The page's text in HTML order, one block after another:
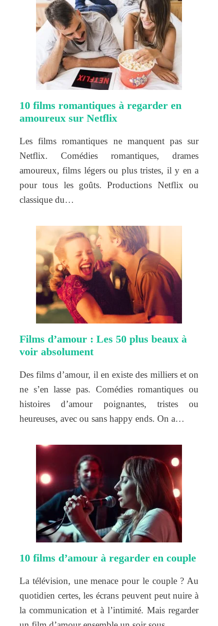
10 films romantiques à regarder en
amoureux sur Netflix
Les films romantiques ne manquent pas sur
Netflix. Comédies romantiques, drames
amoureux, films légers ou plus tristes, il y en a
pour tous les goûts. Productions Netflix ou
classique du…
Films d’amour : Les 50 plus beaux à
voir absolument
Des films d’amour, il en existe des milliers et on
ne s’en lasse pas. Comédies romantiques ou
histoires d’amour poignantes, tristes ou
heureuses, avec ou sans happy ends. On a…
10 films d’amour à regarder en couple
La télévision, une menace pour le couple ? Au
quotidien certes, les écrans peuvent peut nuire à
la communication et à l’intimité. Mais regarder